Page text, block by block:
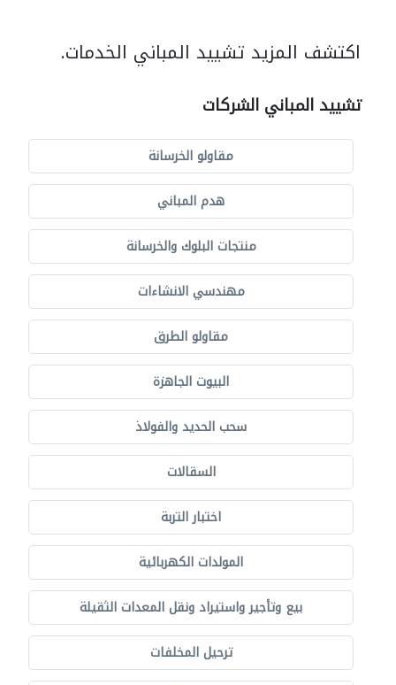
اكتشف المزيد تشييد المباني الخدمات.
تشييد المباني الشركات
مقاولو الخرسانة
هدم المباني
منتجات البلوك والخرسانة
مهندسي الانشاءات
مقاولو الطرق
البيوت الجاهزة
سحب الحديد والفولاذ
السقالات
اختبار التربة
المولدات الكهربائية
بيع وتأجير واستيراد ونقل المعدات الثقيلة
ترحيل المخلفات